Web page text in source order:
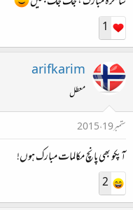
1
arifkarim
معطل
ستمبر 19، 2015
آپکو بھی پانچ مکالمات مبارک ہوں!
2